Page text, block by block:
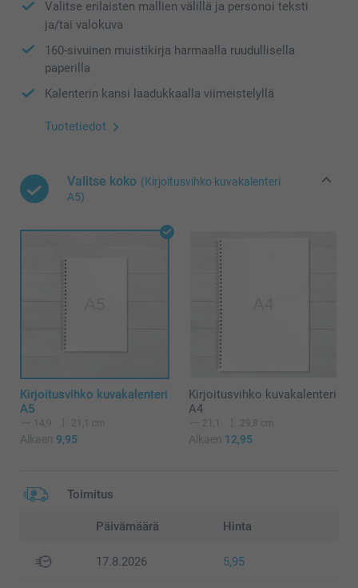
Valitse erilaisten mallien välillä ja personoi teksti
ja/tai valokuva
160-sivuinen muistikirja harmaalla ruudullisella
paperilla
Kalenterin kansi laadukkaalla viimeistelyllä
Tuotetiedot
Valitse koko (Kirjoitusvihko kuvakalenteri
A5)
Kirjoitusvihko kuvakalenteri
A5
14,9 21,1 cm
Alkaen 9,95
Kirjoitusvihko kuvakalenteri
A4
21,1 29,8 cm
Alkaen 12,95
Toimitus
Päivämäärä Hinta
17.8.2026 5,95